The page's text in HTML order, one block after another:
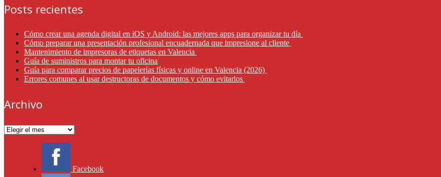
Posts recientes
Cómo crear una agenda digital en iOS y Android: las mejores apps para organizar tu día
Cómo preparar una presentación profesional encuadernada que impresione al cliente
Mantenimiento de impresoras de etiquetas en Valencia
Guía de suministros para montar tu oficina
Guía para comparar precios de papelerías físicas y online en Valencia (2026)
Errores comunes al usar destructoras de documentos y cómo evitarlos
Archivo
Archivo
Facebook